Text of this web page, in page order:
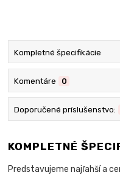
Kompletné špecifikácie
Komentáre 0
Doporučené príslušenstvo:
KOMPLETNÉ
Predstavujeme najľahší a